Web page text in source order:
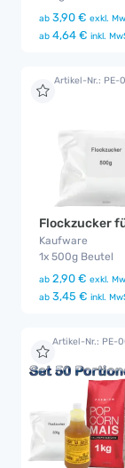
ab 3,90 € exkl.
ab 4,64 € inkl.
Artikel-Nr.: PE-
Kaufware
1x 500g Beutel
ab 2,90 € exkl.
ab 3,45 € inkl.
Artikel-Nr.: PE-